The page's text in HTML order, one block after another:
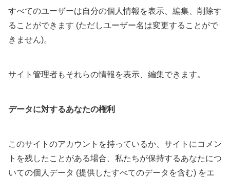
すべてのユーザーは自分の個人情報を表示、編集、削除す
ることができます (ただしユーザー名は変更することがで
きません)。
サイト管理者もそれらの情報を表示、編集できます。
データに対するあなたの権利
このサイトのアカウントを持っているか、サイトにコメン
トを残したことがある場合、私たちが保持するあなたにつ
いての個人データ (提供したすべてのデータを含む) をエ